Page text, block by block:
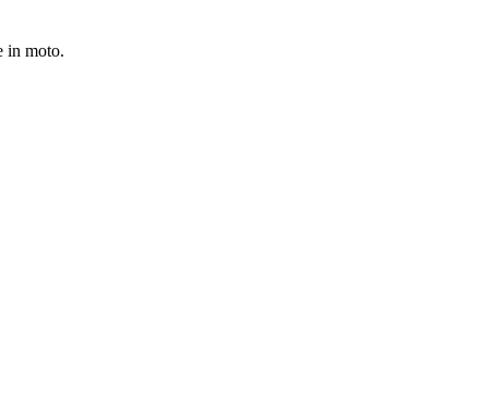
in moto.